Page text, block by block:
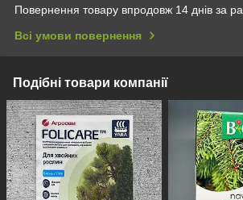
Повернення товару впродовж 14 днів за
Всі умови повернення
Подібні товари компанії